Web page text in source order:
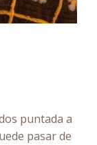
puntada a
pasar de